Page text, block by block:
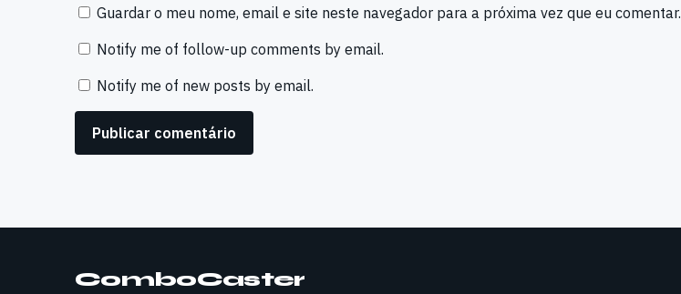
Guardar o meu nome, email e site neste navegador para a próxima vez que eu comentar.
Notify me of follow-up comments by email.
Notify me of new posts by email.
ComboCaster